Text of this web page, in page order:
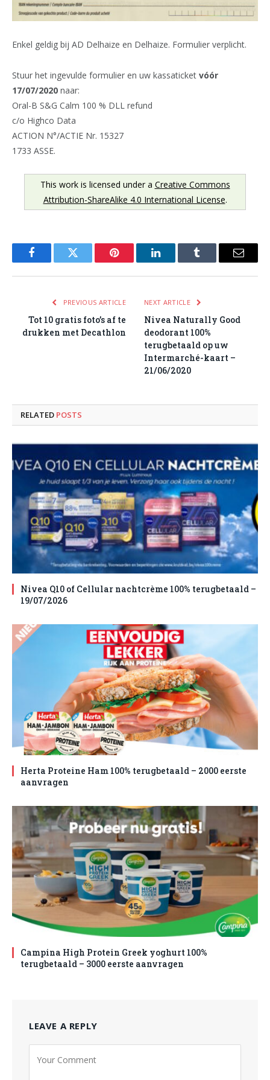
Enkel geldig bij AD Delhaize en Delhaize. Formulier verplicht.
Stuur het ingevulde formulier en uw kassaticket vóór
17/07/2020 naar:
Oral-B S&G Calm 100 % DLL refund
c/o Highco Data
ACTION N°/ACTIE Nr. 15327
1733 ASSE.
This work is licensed under a Creative Commons
Attribution-ShareAlike 4.0 International License.
FacebookTwitter Pinterest LinkedInTumblr Email
PREVIOUS ARTICLE
Tot 10 gratis foto’s af te
drukken met Decathlon
NEXT ARTICLE
Nivea Naturally Good
deodorant 100%
terugbetaald op uw
Intermarché-kaart –
21/06/2020
RELATED POSTS
Nivea Q10 of Cellular nachtcrème 100% terugbetaald –
19/07/2026
Herta Proteine Ham 100% terugbetaald – 2000 eerste
aanvragen
Campina High Protein Greek yoghurt 100%
terugbetaald – 3000 eerste aanvragen
LEAVE A REPLY